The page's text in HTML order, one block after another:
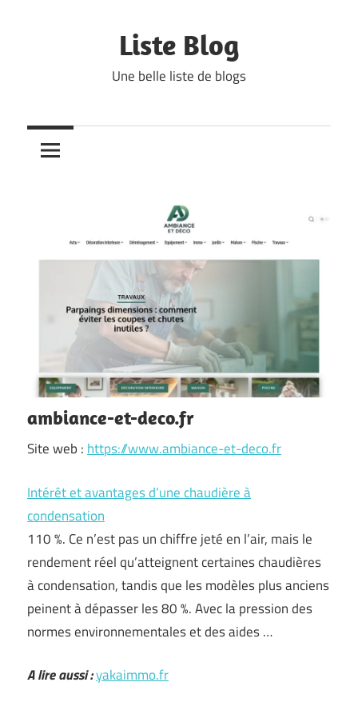
Liste Blog
Une belle liste de blogs
ambiance-et-deco.fr
Site web : https://www.ambiance-et-deco.fr
Intérêt et avantages d’une chaudière à
condensation
110 %. Ce n’est pas un chiffre jeté en l’air, mais le
rendement réel qu’atteignent certaines chaudières
à condensation, tandis que les modèles plus anciens
peinent à dépasser les 80 %. Avec la pression des
normes environnementales et des aides …
A lire aussi :yakaimmo.fr